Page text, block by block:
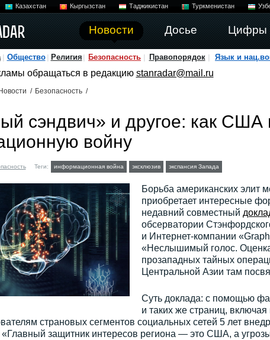
Казахстан Кыргызстан Таджикистан Туркменистан
Новости Досье Цифры
Общество Религия Безопасность Правопорядок Язык и
обращаться в редакцию stanradar@mail.ru
Новости / Безопасность /
сэндвич» и другое: как США
войну
Теги: информационная война эксклюзив экспансия Запада
Борьба американских элит
приобретает интересные
недавний совместный
обсерватории
и Интернет-компании
«Неслышимый голос.
прозападных тайных
Центральной Азии там
Суть доклада: с помощью
и таких же страниц,
страновых сегментов социальных сетей 5 лет
«Главный защитник интересов региона — это США, а